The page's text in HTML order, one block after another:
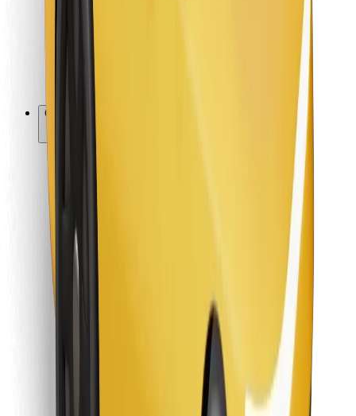
Bolt Food
Za restorane
Bolt for Business
Ostalo
Uvjeti i odredbe
Kolačići
Sigurnost
Zatraži vožnju i putuj kroz nekoliko minuta!
Preuzmi aplikaciju Bolt
Preuzmi aplikaciju Bolt Food